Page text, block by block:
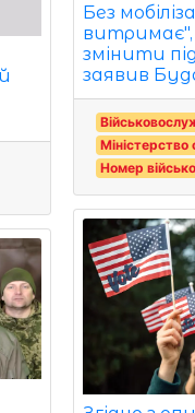
Без
змінити
заявив
Міністерство
Номер